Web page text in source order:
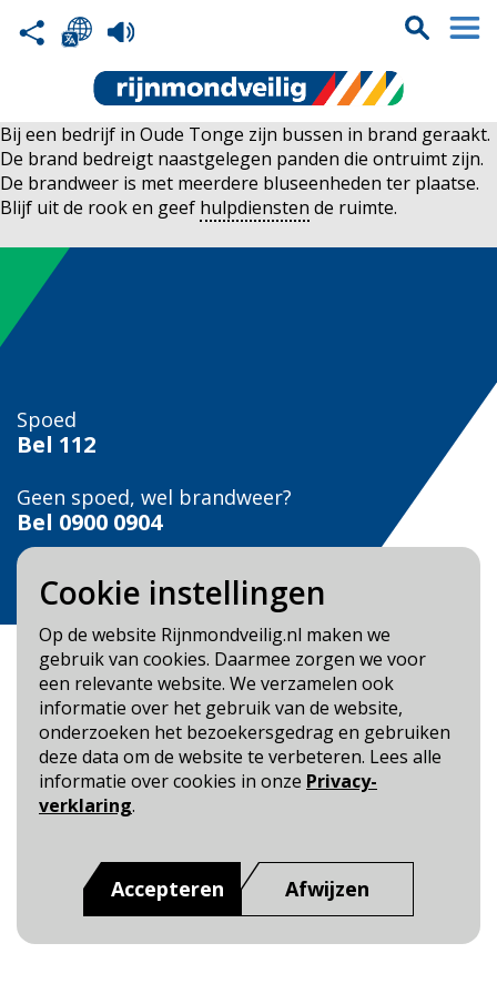
Cookie instellingen
Op de website Rijnmondveilig.nl maken we
gebruik van cookies. Daarmee zorgen we voor
een relevante website. We verzamelen ook
informatie over het gebruik van de website,
onderzoeken het bezoekersgedrag en gebruiken
deze data om de website te verbeteren. Lees alle
informatie over cookies in onze Privacy-
verklaring.
Accepteren Afwijzen
Bij een bedrijf in Oude Tonge zijn bussen in brand geraakt.
De brand bedreigt naastgelegen panden die ontruimt zijn.
De brandweer is met meerdere bluseenheden ter plaatse.
Blijf uit de rook en geef hulpdiensten de ruimte.
Spoed
Bel 112
Geen spoed, wel brandweer?
Bel 0900 0904
Veilig Leven?
Bel 0900-8387
Blijf op de hoogte
Cookie- en Privacybeleid
Dit is een website van
Veiligheidsregio Rotterdam-